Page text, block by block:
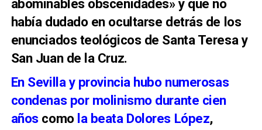
abominables obscenidades» y que no
había dudado en ocultarse detrás de los
enunciados teológicos de Santa Teresa y
San Juan de la Cruz.
En Sevilla y provincia hubo numerosas
condenas por molinismo durante cien
añoscomo la beata Dolores López,